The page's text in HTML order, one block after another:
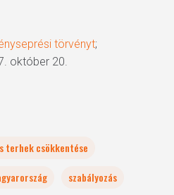
törvényt;
október 20.
terhek csökkentése
szabályozás